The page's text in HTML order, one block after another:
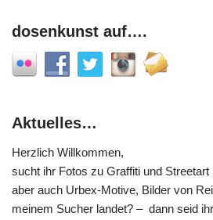
dosenkunst auf….
Aktuelles…
Herzlich Willkommen,
sucht ihr Fotos zu Graffiti und
aber auch Urbex-Motive, Bilder von
meinem Sucher landet? – dann seid